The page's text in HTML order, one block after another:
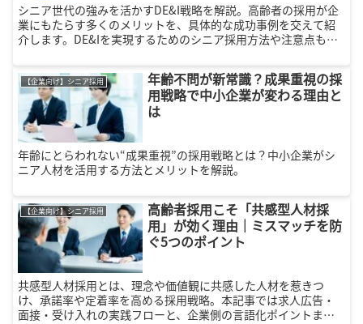
シニア世代の強みを活かすDE&I戦略を解説。高齢者の採用が企
業にもたらす多くのメリットを、具体的な成功事例を交えて紹
介します。DE&Iを実現するためのシニア採用方法や注意点も解
【企業向け】シニア採用
年齢不問が新常識？成果重視の採
用戦略で中小企業が変わる理由と
は
年齢にとらわれない“成果重視”の採用戦略とは？中小企業がシ
ニア人材を活用する方法とメリットを解説。
【企業向け】シニア採用
高齢者採用こそ「共感型人材採
用」が効く理由｜ミスマッチを防
ぐ5つのポイント
共感型人材採用とは、理念や価値観に共感した人材を惹きつ
け、承諾率や定着率を高める採用戦略。本記事では求人広告・
面接・受け入れの実践フローと、企業側の言語化ポイントまで